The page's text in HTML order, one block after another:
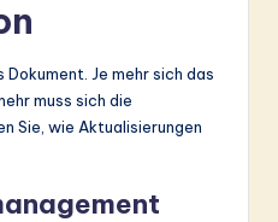
Dokument. Je mehr sich das
muss sich die
Sie, wie Aktualisierungen